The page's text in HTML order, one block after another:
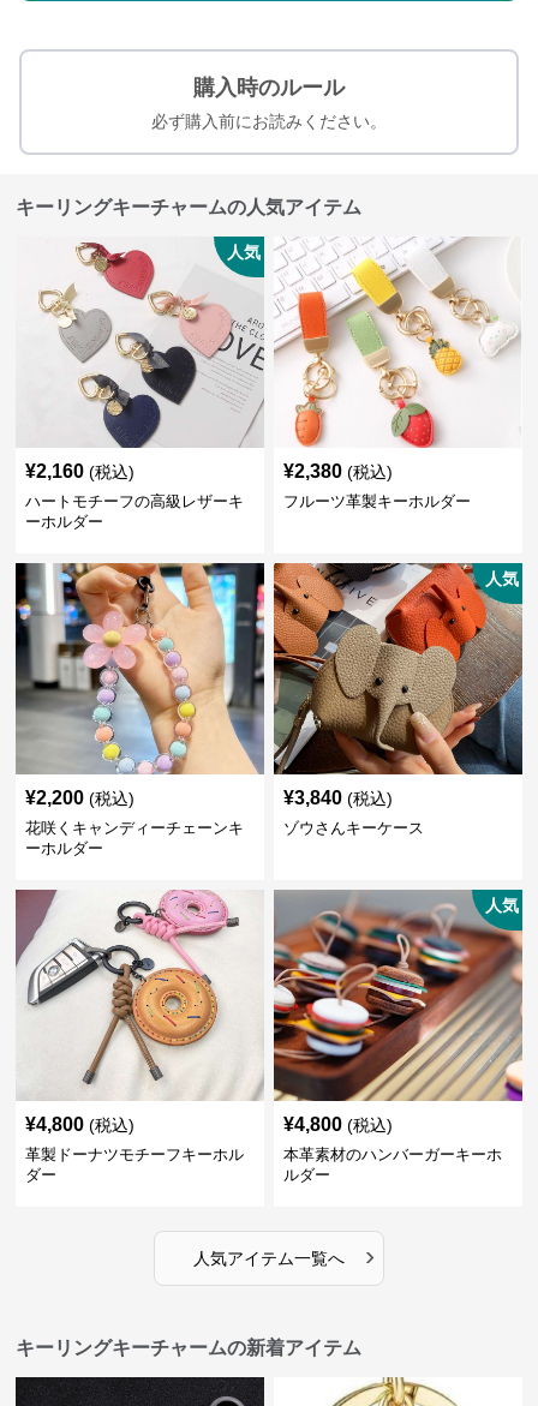
購入時のルール
必ず購入前にお読みください。
キーリングキーチャームの人気アイテム
人気
¥2,160 (税込)
ハートモチーフの高級レザーキ
ーホルダー
¥2,380 (税込)
フルーツ革製キーホルダー
¥2,200 (税込)
花咲くキャンディーチェーンキ
ーホルダー
人気
¥3,840 (税込)
ゾウさんキーケース
¥4,800 (税込)
革製ドーナツモチーフキーホル
ダー
人気
¥4,800 (税込)
本革素材のハンバーガーキーホ
ルダー
人気アイテム一覧へ ›
キーリングキーチャームの新着アイテム